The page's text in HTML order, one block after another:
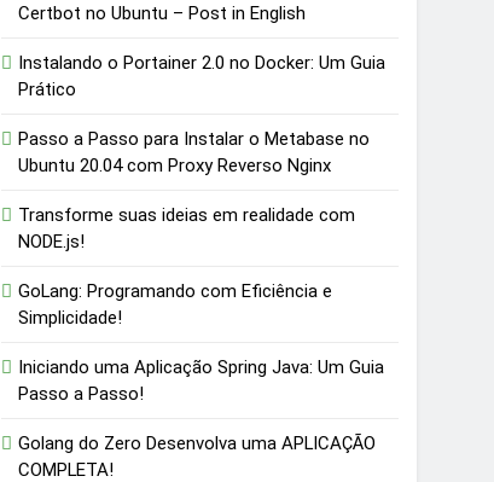
Certbot no Ubuntu – Post in English
Instalando o Portainer 2.0 no Docker: Um Guia
Prático
Passo a Passo para Instalar o Metabase no
Ubuntu 20.04 com Proxy Reverso Nginx
Transforme suas ideias em realidade com
NODE.js!
GoLang: Programando com Eficiência e
Simplicidade!
Iniciando uma Aplicação Spring Java: Um Guia
Passo a Passo!
Golang do Zero Desenvolva uma APLICAÇÃO
COMPLETA!